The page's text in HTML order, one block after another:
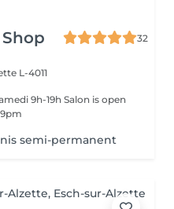
32
L-4011
is open
semi-permanent